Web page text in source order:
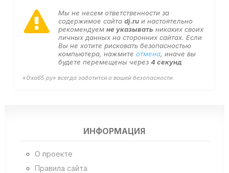
Мы не несем ответственности за
содержимое сайта dj.ruи настоятельно
рекомендуем не указывать никаких своих
личных данных на сторонних сайтах. Если
Вы не хотите рисковать безопасностью
компьютера, нажмите отмена, иначе вы
будете перемещены через 4 секунд
«Оха65.ру» всегда заботится о вашей безопасности.
ИНФОРМАЦИЯ
О проекте
Правила сайта